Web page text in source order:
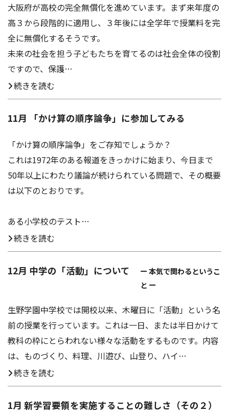
大阪府が高校の完全無償化を進めています。まず来年度の
高３から段階的に適用し、３年後には全学年で授業料を完
全に無償化するそうです。
未来の社会を担う子どもたちを育てるのは社会全体の役割
ですので、保護…
続きを読む
11月 「かけ算の順序論争」に参加してみる
「かけ算の順序論争」をご存知でしょうか？
これは1972年のある報道をきっかけに始まり、今日まで
50年以上にわたり議論が続けられている問題で、その概要
は以下のとおりです。
ある小学校のテスト…
続きを読む
12月 中学の「活動」について
ー 本気で関わるというこ
と ー
生野学園中学校では開校以来、木曜日に「活動」という名
前の授業を行っています。これは一日、または半日かけて
教科の枠にとらわれない様々な活動をするものです。内容
は、ものづくり、料理、川遊び、山登り、ハイ…
続きを読む
1月 新学習要領を実施することの難しさ（その２）